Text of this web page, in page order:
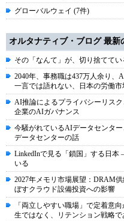
グローバルウェイ (7件)
オルタナティブ・ブログ 最新
その「なんて」が、切り捨てて
2040年、事務職は437万人余り、
一言では語れない、日本の労働
AI推論によるプライバシーリス
企業のAIガバナンス
今騒がれているAIデータセンタ
データセンターの話
LinkedInで見る「鎖国」する日
いる
2027年メモリ市場展望：DRAM
ぼすクラウド設備投資への影響
「両立しやすい職場」で定着意
生ではなく、リテンション戦略で